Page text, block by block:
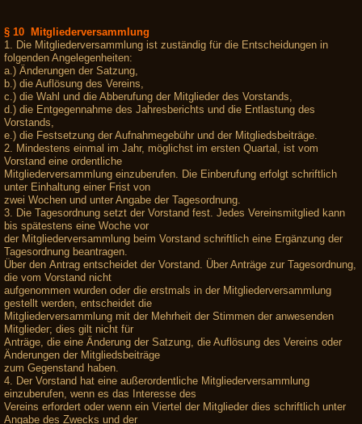
§ 10 Mitgliederversammlung
1. Die Mitgliederversammlung ist zuständig für die Entscheidungen in
folgenden Angelegenheiten:
a.) Änderungen der Satzung,
b.) die Auflösung des Vereins,
c.) die Wahl und die Abberufung der Mitglieder des Vorstands,
d.) die Entgegennahme des Jahresberichts und die Entlastung des
Vorstands,
e.) die Festsetzung der Aufnahmegebühr und der Mitgliedsbeiträge.
2. Mindestens einmal im Jahr, möglichst im ersten Quartal, ist vom
Vorstand eine ordentliche
Mitgliederversammlung einzuberufen. Die Einberufung erfolgt schriftlich
unter Einhaltung einer Frist von
zwei Wochen und unter Angabe der Tagesordnung.
3. Die Tagesordnung setzt der Vorstand fest. Jedes Vereinsmitglied kann
bis spätestens eine Woche vor
der Mitgliederversammlung beim Vorstand schriftlich eine Ergänzung der
Tagesordnung beantragen.
Über den Antrag entscheidet der Vorstand. Über Anträge zur Tagesordnung,
die vom Vorstand nicht
aufgenommen wurden oder die erstmals in der Mitgliederversammlung
gestellt werden, entscheidet die
Mitgliederversammlung mit der Mehrheit der Stimmen der anwesenden
Mitglieder; dies gilt nicht für
Anträge, die eine Änderung der Satzung, die Auflösung des Vereins oder
Änderungen der Mitgliedsbeiträge
zum Gegenstand haben.
4. Der Vorstand hat eine außerordentliche Mitgliederversammlung
einzuberufen, wenn es das Interesse des
Vereins erfordert oder wenn ein Viertel der Mitglieder dies schriftlich unter
Angabe des Zwecks und der